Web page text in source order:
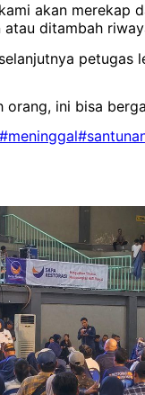
akan merekap
ditambah
orang, ini bisa
#meninggal